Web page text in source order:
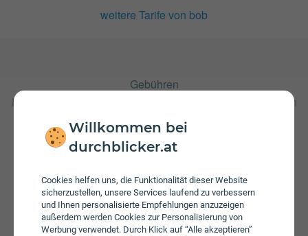
Willkommen bei
durchblicker.at
Cookies helfen uns, die Funktionalität dieser Website
sicherzustellen, unsere Services laufend zu verbessern
und Ihnen personalisierte Empfehlungen anzuzeigen
außerdem werden Cookies zur Personalisierung von
Werbung verwendet. Durch Klick auf “Alle akzeptieren”
weitere Tarife von bob
Gebühren
Nach Verbrauch der inkludierten Einheiten fallen Kosten in
SMS an. Wenn das inkludierte Datenvolumen
aufgebraucht ist muss ein zusätzliches Datenpaket von
auf das Internet zu haben. Es sind Zusatzpakete zum
Aufstocken von Daten erhältlich. Bei einem Wertkarten-
Tarif wird keine Servicepauschale erhoben.